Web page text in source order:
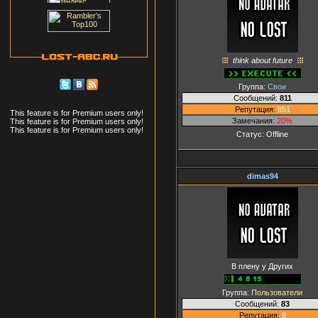
This feature is for Premium users only!
This feature is for Premium users only!
This feature is for Premium users only!
think about future
Группа: Свои
Сообщений: 811
Репутация: 851
Замечания: 20%
Статус: Offline
dimas94
В плену у Других
Группа: Пользователи
Сообщений: 83
Репутация: 8